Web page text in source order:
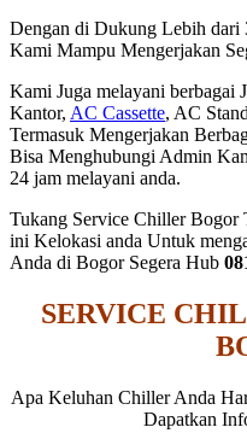
Dengan di Dukung Lebih dari
Kami Mampu Mengerjakan
Kami Juga melayani berbagai
Kantor, AC Cassette, AC
Termasuk Mengerjakan
Bisa Menghubungi Admin
24 jam melayani anda.
Tukang Service Chiller
ini Kelokasi anda Untuk
Anda di Bogor Segera Hub
SERVICE
Apa Keluhan Chiller Anda
Dapatkan